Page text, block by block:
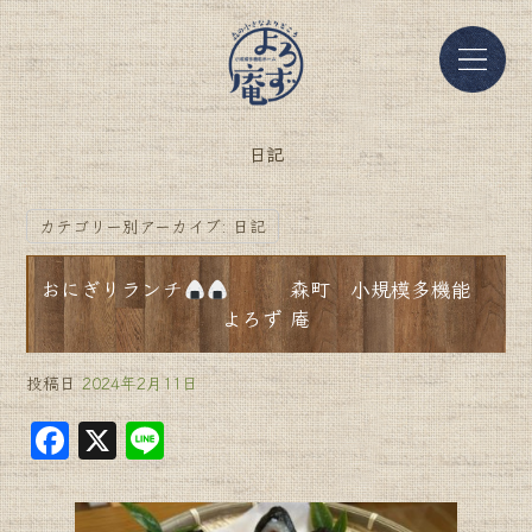
日記
カテゴリー別アーカイブ:日記
おにぎりランチ
森町 小規模多機能
よろず 庵
投稿日 2024年2月11日
F
a
c
X Li
n
e